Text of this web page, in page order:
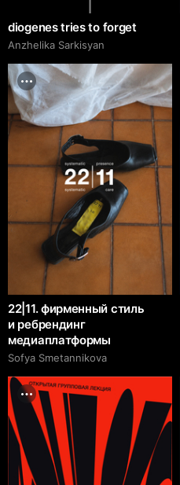
diogenes tries to forget
Anzhelika Sarkisyan
22|11. фирменный стиль
и ребрендинг
медиаплатформы
Sofya Smetannikova